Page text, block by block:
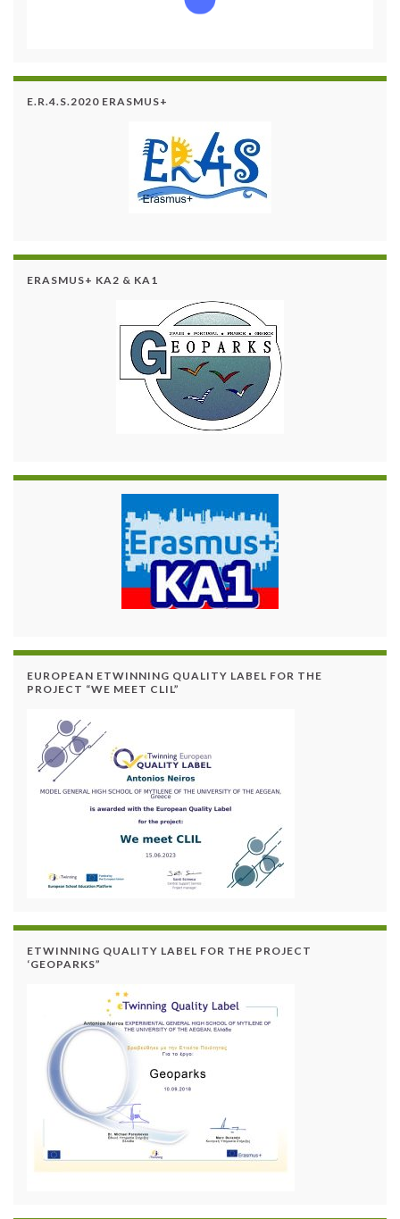
E.R.4.S.2020 ERASMUS+
ERASMUS+ KA2 & KA1
EUROPEAN ETWINNING QUALITY LABEL FOR THE
PROJECT “WE MEET CLIL”
ETWINNING QUALITY LABEL FOR THE PROJECT
‘GEOPARKS”